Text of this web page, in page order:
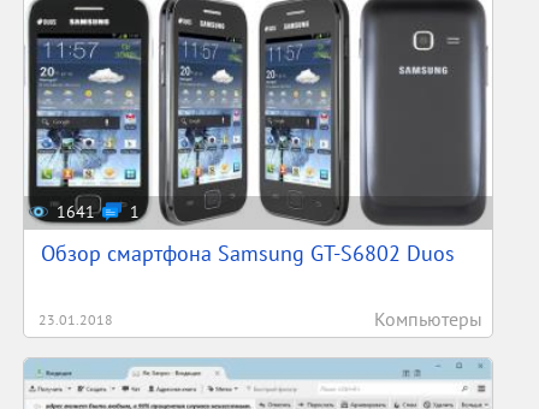
1641 1
Обзор смартфона Samsung GT-S6802 Duos
23.01.2018 Компьютеры